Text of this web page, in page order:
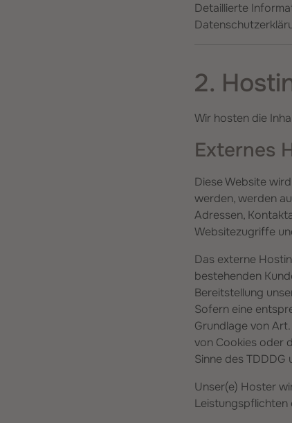
Detaillierte
2.
Wir hosten die
Externes
Diese Website
werden, werden
Adressen,
Websitezugriffe
Das externe
bestehenden
Bereitstellung
Sofern eine
Grundlage von
von Cookies oder
Sinne des
Unser(e) Hoster
Leistungspflichten